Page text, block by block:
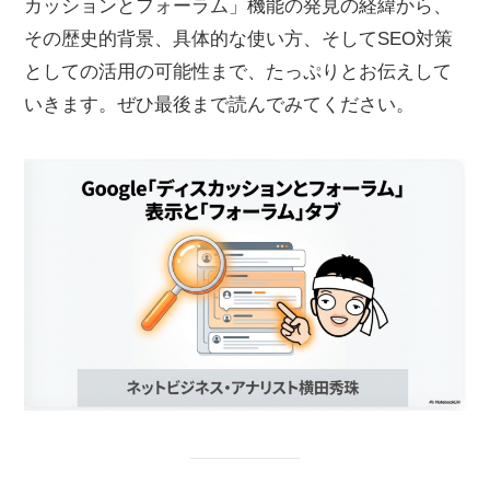
カッションとフォーラム」機能の発見の経緯から、
その歴史的背景、具体的な使い方、そしてSEO対策
としての活用の可能性まで、たっぷりとお伝えして
いきます。ぜひ最後まで読んでみてください。